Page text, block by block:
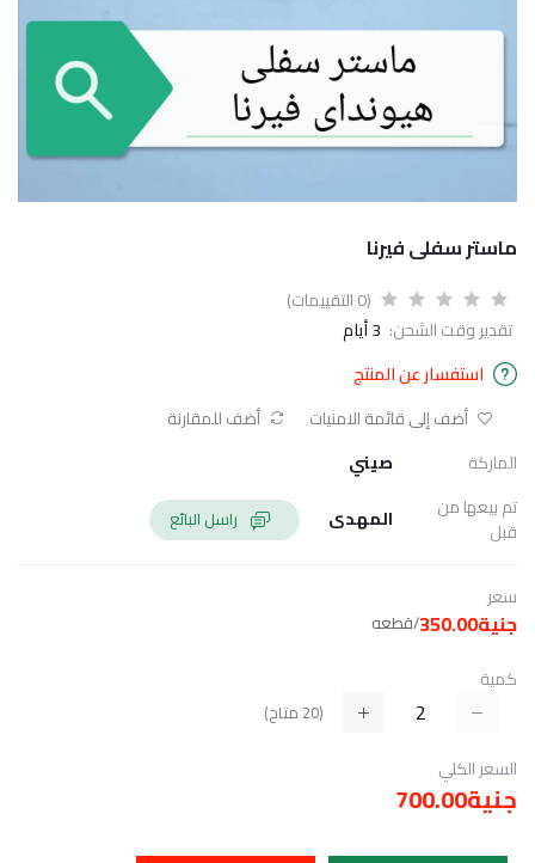
ماستر سفلى فيرنا
(0 التقييمات)
تقدير وقت الشحن: 3 أيام
استفسار عن المنتج
أضف إلى قائمة الامنيات
أضف للمقارنة
الماركة
صيني
تم بيعها من
قبل
المهدى
سعر
جنية350.00 /قطعه
كمية
(
20 متاح)
السعر الكلي
جنية700.00